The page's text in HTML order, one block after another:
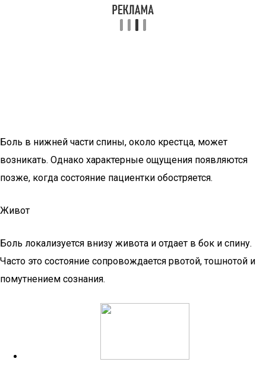
Боль в нижней части спины, около крестца, может
возникать. Однако характерные ощущения появляются
позже, когда состояние пациентки обостряется.
Живот
Боль локализуется внизу живота и отдает в бок и спину.
Часто это состояние сопровождается рвотой, тошнотой и
помутнением сознания.